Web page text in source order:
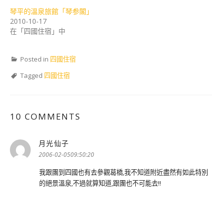
琴平的溫泉旅館「琴参閣」
2010-10-17
在「四國住宿」中
Posted in 四國住宿
Tagged 四國住宿
10 COMMENTS
月光仙子
示:
2006-02-0509:50:20
我跟團到四國也有去參觀葛橋,我不知道附近盡然有如此特別
的絕景溫泉,不過就算知道,跟團也不可能去!!